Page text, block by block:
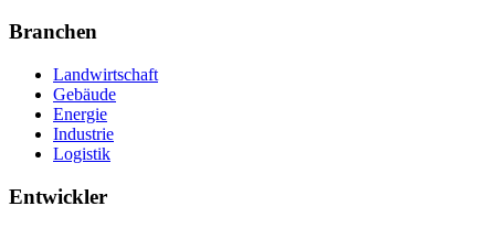
Branchen
Landwirtschaft
Gebäude
Energie
Industrie
Logistik
Entwickler